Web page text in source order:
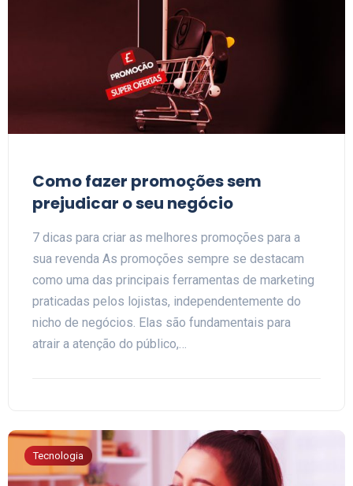
Como fazer promoções sem
prejudicar o seu negócio
7 dicas para criar as melhores promoções para a
sua revenda As promoções sempre se destacam
como uma das principais ferramentas de marketing
praticadas pelos lojistas, independentemente do
nicho de negócios. Elas são fundamentais para
atrair a atenção do público,…
Tecnologia